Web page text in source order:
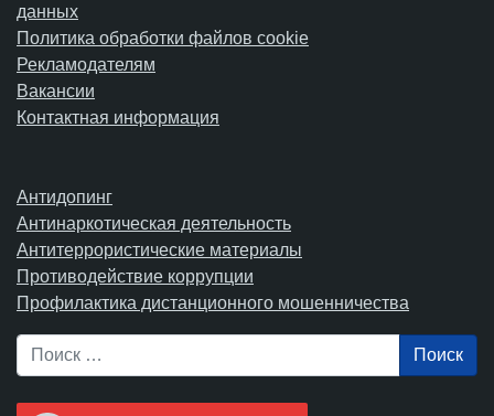
данных
Политика обработки файлов cookie
Рекламодателям
Вакансии
Контактная информация
Антидопинг
Антинаркотическая деятельность
Антитеррористические материалы
Противодействие коррупции
Профилактика дистанционного мошенничества
Поиск